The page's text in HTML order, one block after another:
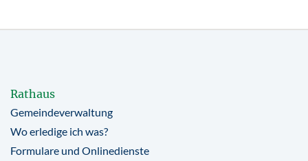
Rathaus
Gemeindeverwaltung
Wo erledige ich was?
Formulare und Onlinedienste